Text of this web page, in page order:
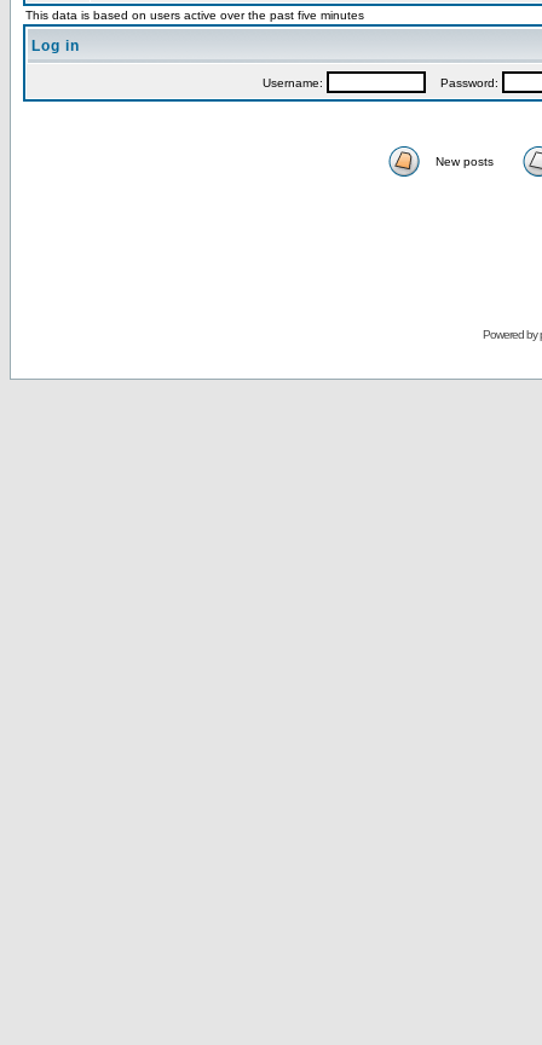
This data is based on users active over the past five minutes
Log in
Username: Password:
New posts
Powered by